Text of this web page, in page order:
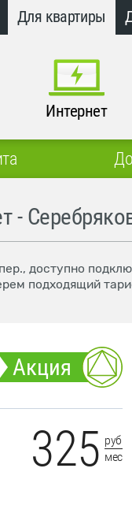
Для квартиры
Интернет
-
доступно
подходящий
Акция
325 руб
мес